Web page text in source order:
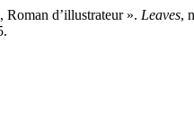
Roman d’illustrateur ». Leaves,